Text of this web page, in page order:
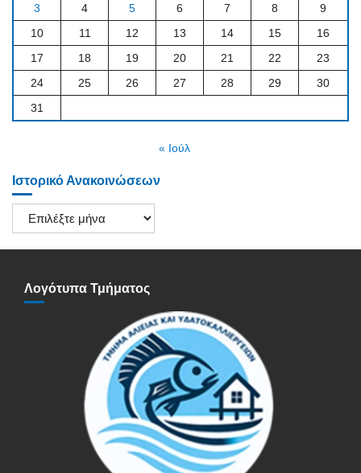
3
4 5 6 7 8
9
10
11 12 13 14 15
16
17
18 19 20 21 22
23
24
25 26 27 28 29
30
31
« Ιούλ
Ιστορικό Ανακοινώσεων
Ιστορικό
Ανακοινώσεων
Λογότυπα Τμήματος